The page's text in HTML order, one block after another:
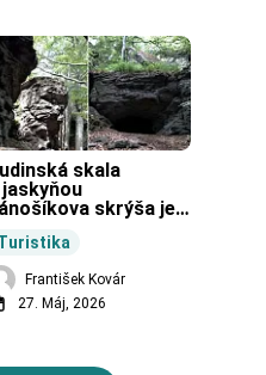
skala
jaskyňou
skrýša je
Budiná.
František Kovár
27. Máj, 2026